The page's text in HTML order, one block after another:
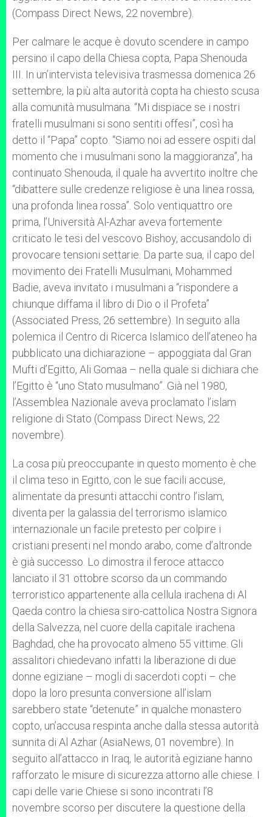
(Compass Direct News, 22 novembre).
Per calmare le acque è dovuto scendere in campo
persino il capo della Chiesa copta, Papa Shenouda
III. In un’intervista televisiva trasmessa domenica 26
settembre, la più alta autorità copta ha chiesto scusa
alla comunità musulmana. “Mi dispiace se i nostri
fratelli musulmani si sono sentiti offesi”, così ha
detto il “Papa” copto. “Siamo noi ad essere ospiti dal
momento che i musulmani sono la maggioranza”, ha
continuato Shenouda, il quale ha avvertito inoltre che
“dibattere sulle credenze religiose è una linea rossa,
una profonda linea rossa”. Solo ventiquattro ore
prima, l’Università Al-Azhar aveva fortemente
criticato le tesi del vescovo Bishoy, accusandolo di
provocare tensioni settarie. Da parte sua, il capo del
movimento dei Fratelli Musulmani, Mohammed
Badie, aveva invitato i musulmani a “rispondere a
chiunque diffama il libro di Dio o il Profeta”
(Associated Press, 26 settembre). In seguito alla
polemica il Centro di Ricerca Islamico dell’ateneo ha
pubblicato una dichiarazione – appoggiata dal Gran
Mufti d’Egitto, Ali Gomaa – nella quale si dichiara che
l’Egitto è “uno Stato musulmano”. Già nel 1980,
l’Assemblea Nazionale aveva proclamato l’islam
religione di Stato (Compass Direct News, 22
novembre).
La cosa più preoccupante in questo momento è che
il clima teso in Egitto, con le sue facili accuse,
alimentate da presunti attacchi contro l’islam,
diventa per la galassia del terrorismo islamico
internazionale un facile pretesto per colpire i
cristiani presenti nel mondo arabo, come d’altronde
è già successo. Lo dimostra il feroce attacco
lanciato il 31 ottobre scorso da un commando
terroristico appartenente alla cellula irachena di Al
Qaeda contro la chiesa siro-cattolica Nostra Signora
della Salvezza, nel cuore della capitale irachena
Baghdad, che ha provocato almeno 55 vittime. Gli
assalitori chiedevano infatti la liberazione di due
donne egiziane – mogli di sacerdoti copti – che
dopo la loro presunta conversione all’islam
sarebbero state “detenute” in qualche monastero
copto, un’accusa respinta anche dalla stessa autorità
sunnita di Al Azhar (AsiaNews, 01 novembre). In
seguito all’attacco in Iraq, le autorità egiziane hanno
rafforzato le misure di sicurezza attorno alle chiese. I
capi delle varie Chiese si sono incontrati l’8
novembre scorso per discutere la questione della